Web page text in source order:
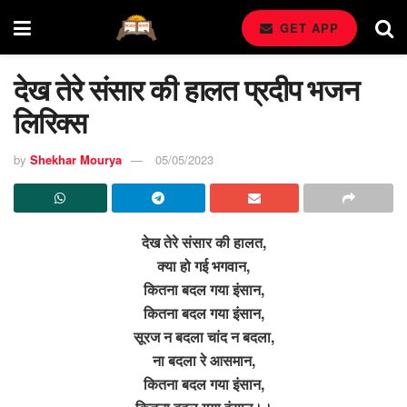
GET APP
देख तेरे संसार की हालत प्रदीप भजन
लिरिक्स
by Shekhar Mourya 05/05/2023
देख तेरे संसार की हालत,
क्या हो गई भगवान,
कितना बदल गया इंसान,
कितना बदल गया इंसान,
सूरज न बदला चांद न बदला,
ना बदला रे आसमान,
कितना बदल गया इंसान,